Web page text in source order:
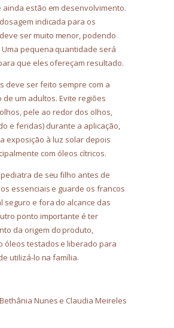
ainda estão em desenvolvimento.
indicada para os
ser muito menor, podendo
Uma pequena quantidade será
que eles ofereçam resultado.
deve ser feito sempre com a
de um adultos. Evite regiões
pele ao redor dos olhos,
e feridas) durante a aplicação,
exposição à luz solar depois
com óleos cítricos.
de seu filho antes de
essenciais e guarde os francos
seguro e fora do alcance das
ponto importante é ter
da origem do produto,
óleos testados e liberado para
utilizá-lo na família.
Bethânia Nunes e Claudia Meireles